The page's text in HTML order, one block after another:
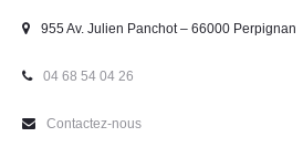
955 Av. Julien Panchot – 66000 Perpignan
04 68 54 04 26
Contactez-nous